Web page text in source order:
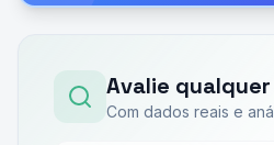
Avalie
Com dados reais e